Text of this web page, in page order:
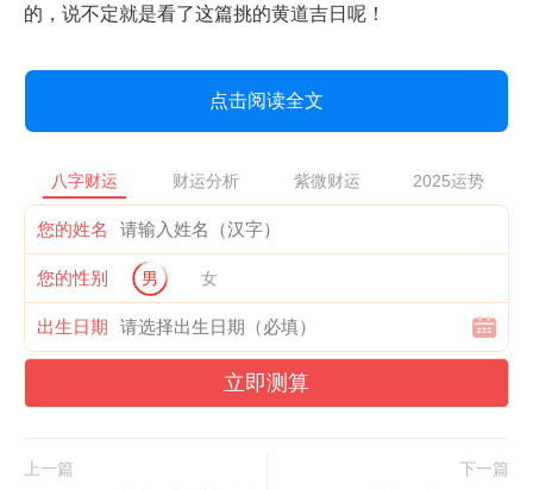
的，说不定就是看了这篇挑的黄道吉日呢！
点击阅读全文
八字财运 财运分析 紫微财运 2025运势
您的姓名
您的性别 男 女
出生日期
立即测算
上一篇
下一篇